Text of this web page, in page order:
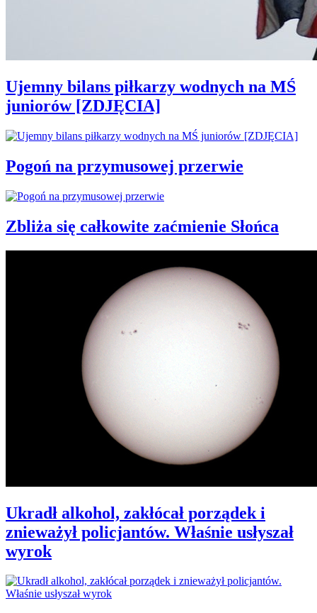
Ujemny bilans piłkarzy wodnych na MŚ
juniorów [ZDJĘCIA]
Pogoń na przymusowej przerwie
Zbliża się całkowite zaćmienie Słońca
Ukradł alkohol, zakłócał porządek i
znieważył policjantów. Właśnie usłyszał
wyrok